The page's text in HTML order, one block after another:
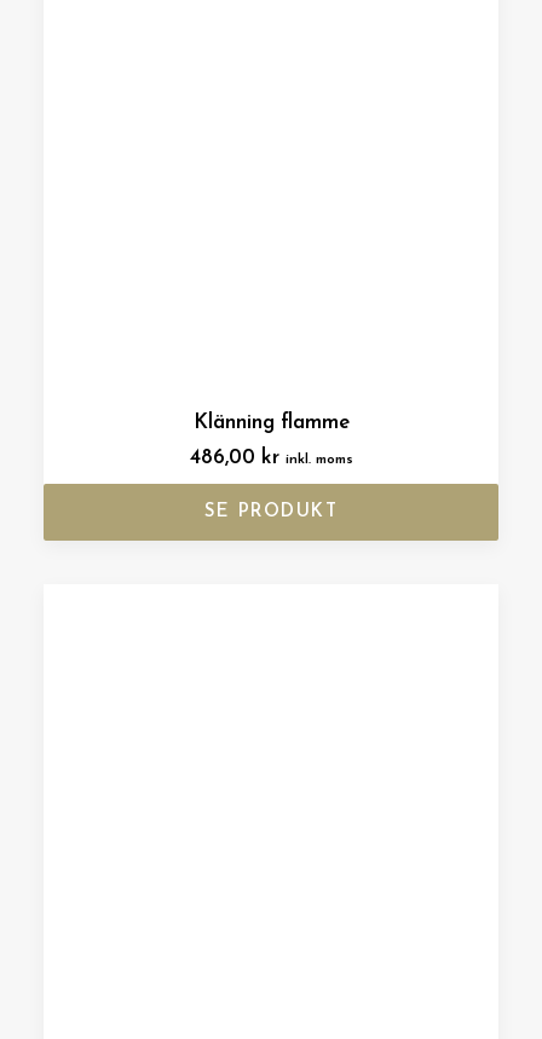
Klänning flamme
486,00 kr inkl. moms
SE PRODUKT